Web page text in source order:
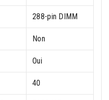
288-pin DIMM
Non
Oui
40